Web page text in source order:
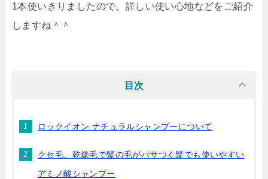
1本使いきりましたので、詳しい使い心地などをご紹介
しますね＾＾
目次
ロックイオン ナチュラルシャンプーについて
クセ毛、乾燥毛で髪の毛がパサつく髪でも使いやすい
アミノ酸シャンプー